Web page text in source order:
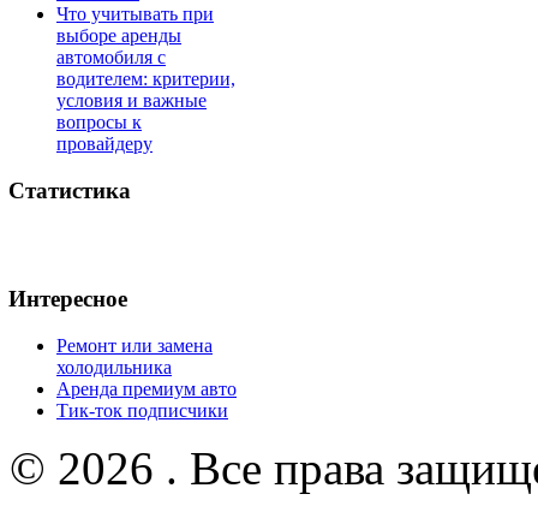
Что учитывать при
выборе аренды
автомобиля с
водителем: критерии,
условия и важные
вопросы к
провайдеру
Статистика
Интересное
Ремонт или замена
холодильника
Аренда премиум авто
Тик-ток подписчики
© 2026 . Все права